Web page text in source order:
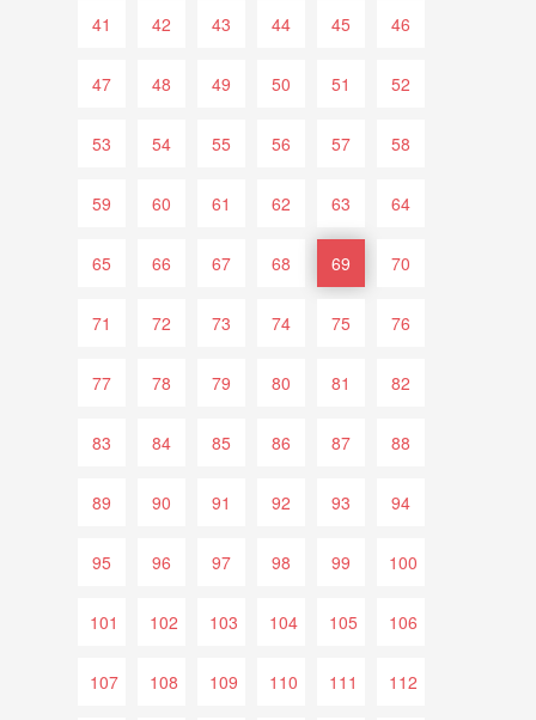
41 42 43 44 45 46
47 48 49 50 51 52
53 54 55 56 57 58
59 60 61 62 63 64
65 66 67 68 69 70
71 72 73 74 75 76
77 78 79 80 81 82
83 84 85 86 87 88
89 90 91 92 93 94
95 96 97 98 99 100
101 102 103 104 105 106
107 108 109 110 111 112